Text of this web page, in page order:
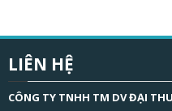
LIÊN HỆ
CÔNG TY TNHH TM DV ĐẠI